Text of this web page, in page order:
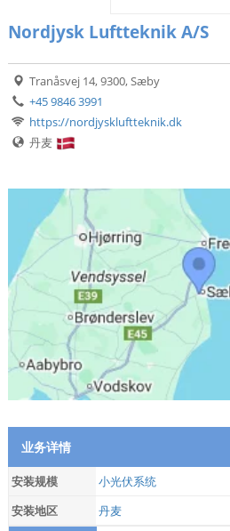
Nordjysk Luftteknik A/S
Tranåsvej 14, 9300, Sæby
+45 9846 3991
https://nordjyskluftteknik.dk
丹麦
业务详情
安装规模
小光伏系统
安装地区
丹麦